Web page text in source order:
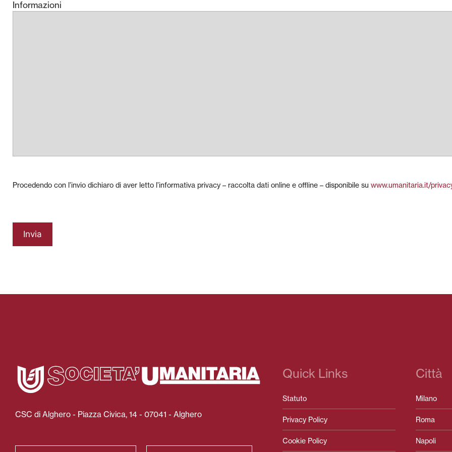
Informazioni
Procedendo con l’invio dichiaro di aver letto l’informativa privacy – raccolta dati online e offline – disponibile su www.umanitaria.it/
Invia
CSC di Alghero - Piazza Civica, 14 - 07041 - Alghero
Quick Links
Statuto
Privacy Policy
Cookie Policy
Città
Milano
Roma
Napoli